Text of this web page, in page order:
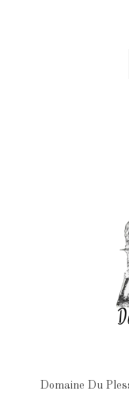
Domaine Du